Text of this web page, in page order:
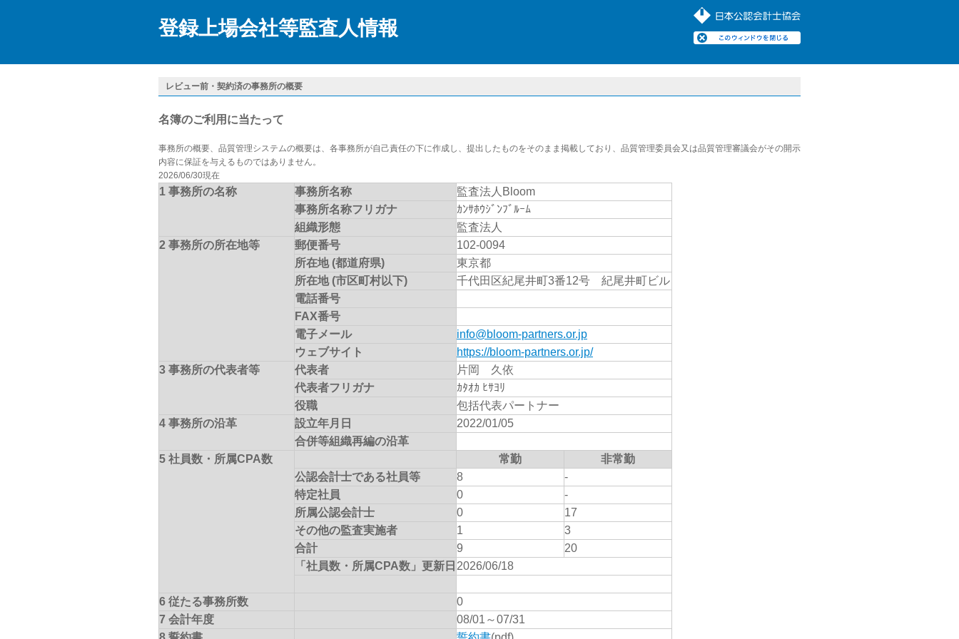
登録上場会社等監査人情報
レビュー前・契約済の事務所の概要
名簿のご利用に当たって
事務所の概要、品質管理システムの概要は、各事務所が自己責任の下に作成し、提出したものをそのまま掲載しており、品質管理委員会又は品質管理審議会がその開示
内容に保証を与えるものではありません。
2026/06/30現在
1 事務所の名称 事務所名称
監査法人Bloom
事務所名称フリガナ
ｶﾝｻﾎｳｼﾞﾝﾌﾞﾙｰﾑ
組織形態
監査法人
2 事務所の所在地等
郵便番号
102-0094
所在地 (都道府県)
東京都
所在地 (市区町村以下)
千代田区紀尾井町3番12号 紀尾井町ビル
電話番号
FAX番号
電子メール
info@bloom-partners.or.jp
ウェブサイト
https://bloom-partners.or.jp/
3 事務所の代表者等
代表者
片岡 久依
代表者フリガナ
ｶﾀｵｶ ﾋｻﾖﾘ
役職
包括代表パートナー
4 事務所の沿革
設立年月日
2022/01/05
合併等組織再編の沿革
5 社員数・所属CPA数
常勤
非常勤
公認会計士である社員等
8
-
特定社員
0
-
所属公認会計士
0
17
その他の監査実施者
1
3
合計
9
20
「社員数・所属CPA数」更新日 2026/06/18
6 従たる事務所数
0
7 会計年度
08/01～07/31